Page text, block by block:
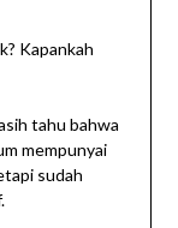
Kapankah
tahu bahwa
mempunyai
sudah